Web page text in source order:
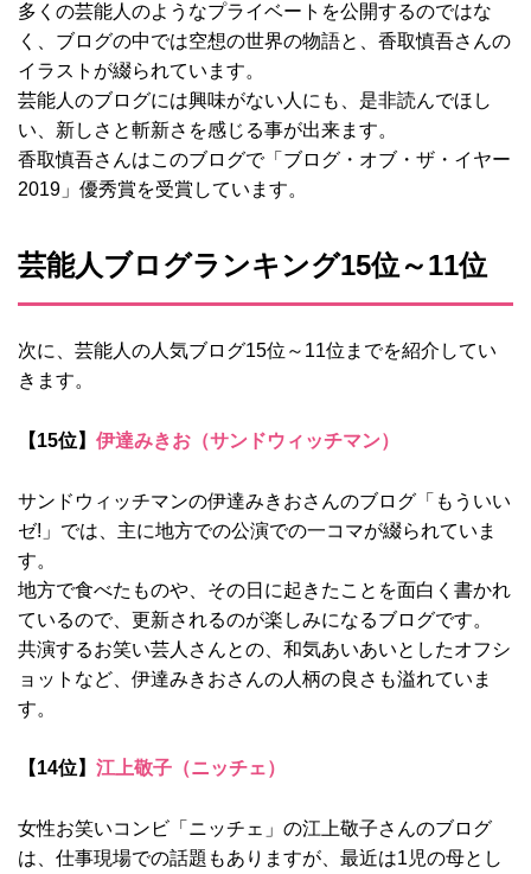
多くの芸能人のようなプライベートを公開するのではな
く、ブログの中では空想の世界の物語と、香取慎吾さんの
イラストが綴られています。
芸能人のブログには興味がない人にも、是非読んでほし
い、新しさと斬新さを感じる事が出来ます。
香取慎吾さんはこのブログで「ブログ・オブ・ザ・イヤー
2019」優秀賞を受賞しています。
芸能人ブログランキング15位～11位
次に、芸能人の人気ブログ15位～11位までを紹介してい
きます。
【15位】 伊達みきお（サンドウィッチマン）
サンドウィッチマンの伊達みきおさんのブログ「もういい
ゼ!」では、主に地方での公演での一コマが綴られていま
す。
地方で食べたものや、その日に起きたことを面白く書かれ
ているので、更新されるのが楽しみになるブログです。
共演するお笑い芸人さんとの、和気あいあいとしたオフシ
ョットなど、伊達みきおさんの人柄の良さも溢れていま
す。
【14位】 江上敬子（ニッチェ）
女性お笑いコンビ「ニッチェ」の江上敬子さんのブログ
は、仕事現場での話題もありますが、最近は1児の母とし